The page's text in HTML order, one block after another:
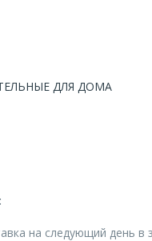
ДЛЯ ДОМА
на следующий день в